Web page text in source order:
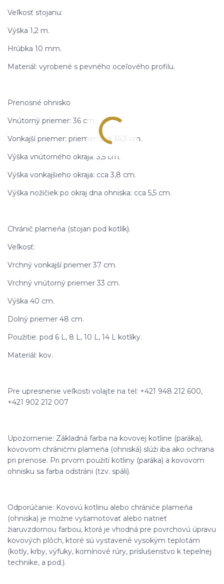
Veľkosť stojanu:
Výška 1,2 m.
Hrúbka 10 mm.
Materiál: vyrobené s pevného oceľového profilu.
Prenosné ohnisko
Vnútorný priemer: 36 cm.
Vonkajší priemer: priemer: cca 36,3 cm.
Výška vnútorného okraja: 3,5 cm.
Výška vonkajšieho okraja: cca 3,8 cm.
Výška nožičiek po okraj dna ohniska: cca 5,5 cm.
Chránič plameňa (stojan pod kotlík).
Veľkosť:
Vrchný vonkajší priemer 37 cm.
Vrchný vnútorný priemer 33 cm.
Výška 40 cm.
Dolný priemer 48 cm.
Použitie: pod 6 L, 8 L, 10 L, 14 L kotlíky.
Materiál: kov.
Pre upresnenie veľkosti volajte na tel: +421 948 212 600,
+421 902 212 007
Upozornenie: Základná farba na kovovej kotline (paráka),
kovovom chráničmi plameňa (ohniská) slúži iba ako ochrana
pri prenose. Pri prvom použití kotliny (paráka) a kovovom
ohnisku sa farba odstráni (tzv. spáli).
Odporúčanie: Kovovú kotlinu alebo chrániče plameňa
(ohniska) je možne vyšamotovať alebo natrieť
žiaruvzdornou farbou, ktorá je vhodná pre povrchovú úpravu
kovových plôch, ktoré sú vystavené vysokým teplotám
(kotly, krby, výfuky, komínové rúry, príslušenstvo k tepelnej
technike, a pod.).